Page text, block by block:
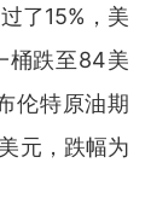
了15%，美
桶跌至84美
伦特原油期
元，跌幅为